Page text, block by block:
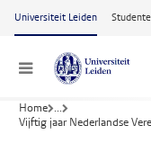
Ga naar hoofdinhoud
Universiteit Leiden
Menu
Home ...
Vijftig jaar Nederlandse